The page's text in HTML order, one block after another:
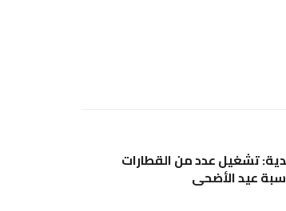
تشغيل عدد من القطارات
عيد الأضحى